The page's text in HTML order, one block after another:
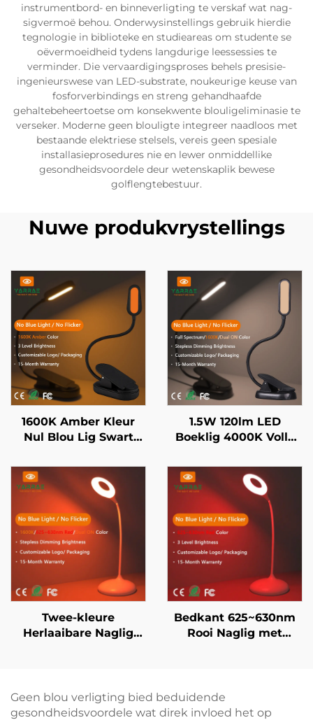
instrumentbord- en binneverligting te verskaf wat nag-
sigvermoë behou. Onderwysinstellings gebruik hierdie
tegnologie in biblioteke en studieareas om studente se
oëvermoeidheid tydens langdurige leessessies te
verminder. Die vervaardigingsproses behels presisie-
ingenieurswese van LED-substrate, noukeurige keuse van
fosforverbindings en streng gehandhaafde
gehaltebeheertoetse om konsekwente blouligeliminasie te
verseker. Moderne geen blouligte integreer naadloos met
bestaande elektriese stelsels, vereis geen spesiale
installasieprosedures nie en lewer onmiddellike
gesondheidsvoordele deur wetenskaplik bewese
golflengtebestuur.
Nuwe produkvrystellings
1600K Amber Kleur
Nul Blou Lig Swart
1.5W 120lm LED
Boeklig 4000K Volle
Amberkleur Leeslig
Swart Liggaam
Boeklig
Twee-kleure
Herlaaibare Naglig
met Geheue 18U
Batteryleeftyd Type-C
Bedkant 625~630nm
Rooi Naglig met
Ure Draadloos Gebruik
Geen blou verligting bied beduidende
gesondheidsvoordele wat direk invloed het op